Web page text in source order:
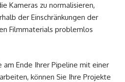
Kameras zu normalisieren,
der Einschränkungen der
Filmmaterials problemlos
am Ende Ihrer Pipeline mit einer
können Sie Ihre Projekte